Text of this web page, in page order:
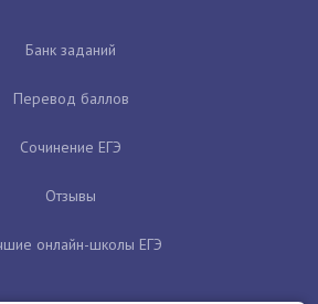
Банк заданий
Перевод баллов
Сочинение ЕГЭ
Отзывы
онлайн-школы ЕГЭ